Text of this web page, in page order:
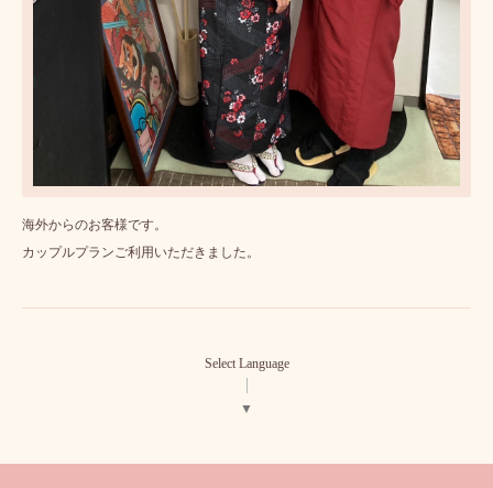
海外からのお客様です。
カップルプランご利用いただきました。
Select Language
▼